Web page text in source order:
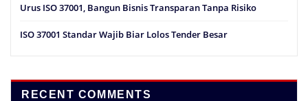
Urus ISO 37001, Bangun Bisnis Transparan Tanpa Risiko
ISO 37001 Standar Wajib Biar Lolos Tender Besar
RECENT COMMENTS